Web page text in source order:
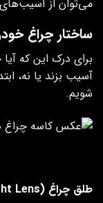
می‌توان از
ساختار چراغ
برای درک این که
آسیب بزند یا نه،
شویم.
طلق چراغ (Headlight Lens)